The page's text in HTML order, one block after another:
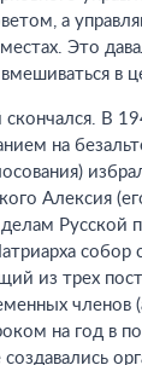
а
Это
в
скончался. В
на
Алексия
Русской
собор
из трех
членов
на год в